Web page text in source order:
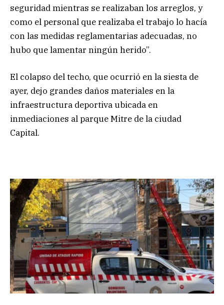
seguridad mientras se realizaban los arreglos, y
como el personal que realizaba el trabajo lo hacía
con las medidas reglamentarias adecuadas, no
hubo que lamentar ningún herido”.
El colapso del techo, que ocurrió en la siesta de
ayer, dejo grandes daños materiales en la
infraestructura deportiva ubicada en
inmediaciones al parque Mitre de la ciudad
Capital.